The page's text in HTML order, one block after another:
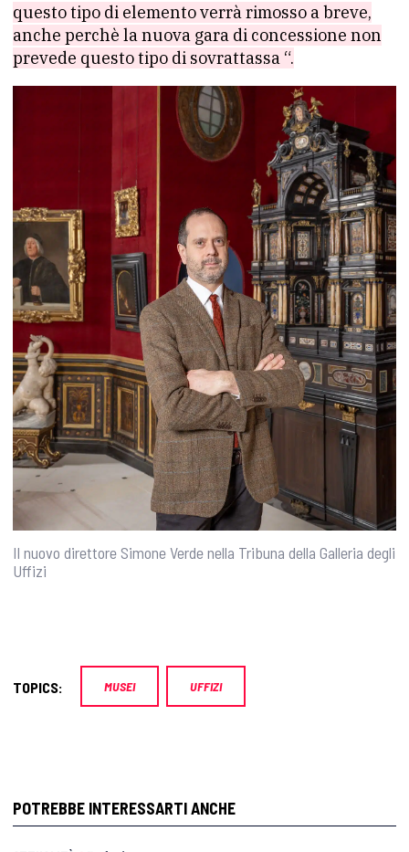
questo tipo di elemento verrà rimosso a breve,
anche perchè la nuova gara di concessione non
prevede questo tipo di sovrattassa “.
Il nuovo direttore Simone Verde nella Tribuna della Galleria degli
Uffizi
TOPICS: MUSEI UFFIZI
POTREBBE INTERESSARTI ANCHE